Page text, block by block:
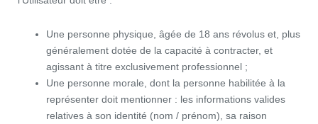
Une personne physique, âgée de 18 ans révolus et, plus
généralement dotée de la capacité à contracter, et
agissant à titre exclusivement professionnel ;
Une personne morale, dont la personne habilitée à la
représenter doit mentionner : les informations valides
relatives à son identité (nom / prénom), sa raison